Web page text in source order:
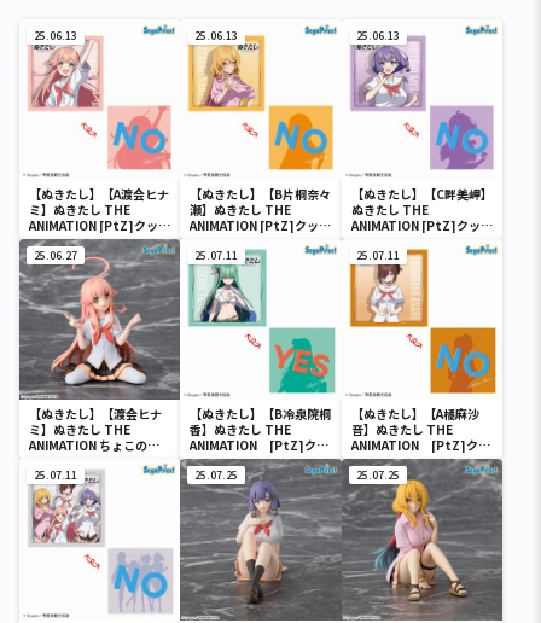
25.06.13
【ぬきたし】【A渡会ヒナ
ミ】ぬきたし THE
ANIMATION [PtZ]クッシ
ョン
25.06.13
【ぬきたし】【B片桐奈々
瀬】ぬきたし THE
ANIMATION [PtZ]クッシ
25.06.13
【ぬきたし】【C畔美岬】
ぬきたし THE
ANIMATION [PtZ]クッシ
25.06.27
【ぬきたし】【渡会ヒナ
ミ】ぬきたし THE
ANIMATION ちょこのせ
[PM]フィギュア“渡会ヒ
ナミ”
25.07.11
【ぬきたし】【B冷泉院桐
香】ぬきたし THE
ANIMATION [PtZ]クッ
ションVol.2
25.07.11
【ぬきたし】【A橘麻沙
音】ぬきたし THE
ANIMATION [PtZ]クッ
ションVol.2
25.07.11 25.07.25 25.07.25